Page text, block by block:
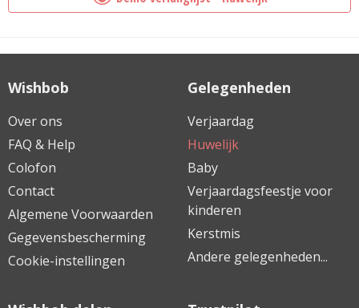
Wishbob
Over ons
FAQ & Help
Colofon
Contact
Algemene Voorwaarden
Gegevensbescherming
Cookie-instellingen
Gelegenheden
Verjaardag
Huwelijk
Baby
Verjaardagsfeestje voor
kinderen
Kerstmis
Andere gelegenheden...